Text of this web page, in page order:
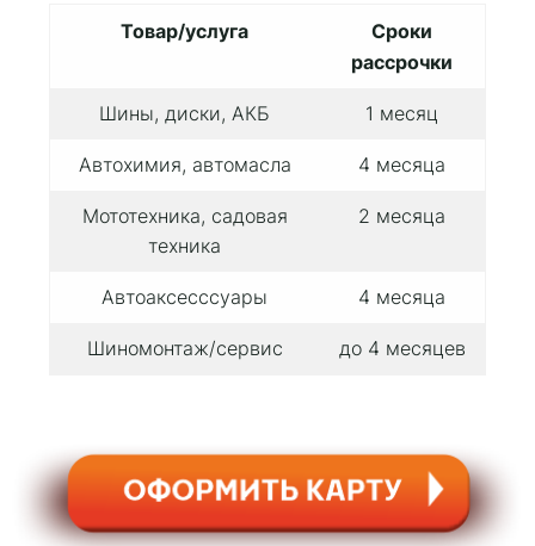
Товар/услуга
Сроки
рассрочки
Шины, диски, АКБ 1 месяц
Автохимия, автомасла 4 месяца
Мототехника, садовая
техника
2 месяца
Автоаксесссуары 4 месяца
Шиномонтаж/сервис до 4 месяцев